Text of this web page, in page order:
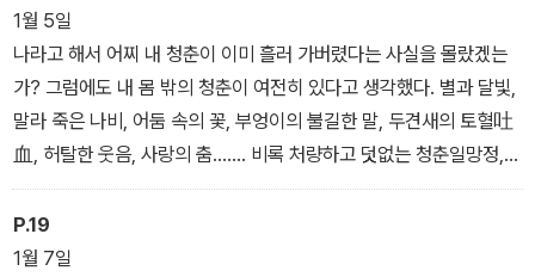
그의 대표작 「아Q정전」과 「광인일기」는 중국인의 비극적 역사와 상
황을 적나라하게 드러냈지만, 그런데도 루쉰은 미래에 대한 희망을
버리지 말라고 얘기한다. 그는 “우리에게 위로가 되는 것은 아무리 생
각해봐도 이른바 미래에 대한 희망입니다”라고 말했다. 이것이 루쉰
1월 5일
나라고 해서 어찌 내 청춘이 이미 흘러 가버렸다는 사실을 몰랐겠는
가? 그럼에도 내 몸 밖의 청춘이 여전히 있다고 생각했다. 별과 달빛,
말라 죽은 나비, 어둠 속의 꽃, 부엉이의 불길한 말, 두견새의 토혈吐
血, 허탈한 웃음, 사랑의 춤……. 비록 처량하고 덧없는 청춘일망정,
청춘은 청춘인 것이다. 그런데 지금 어째서 이리도 적막한가? 몸 밖
의 청춘도 흘러가버리고 세상의 청년들 역시 모두 늙고 쇠약해졌단
말인가?
P.19
1월 7일